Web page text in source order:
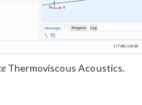
Thermoviscous Acoustics.